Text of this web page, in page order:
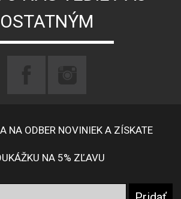
OSTATNÝM
NA ODBER NOVINIEK A ZÍSKATE
NA 5% ZĽAVU